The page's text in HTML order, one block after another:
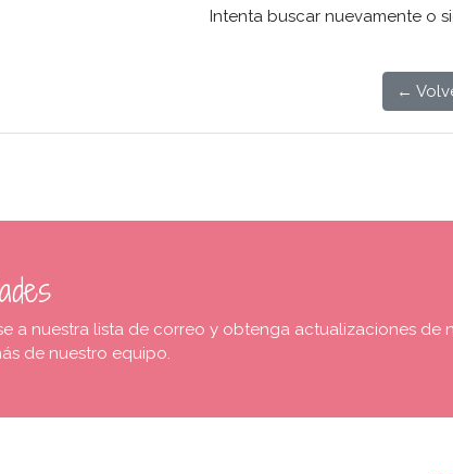
Intenta buscar nuevamente o
←
a nuestra lista de correo y obtenga actualizaciones de
de nuestro equipo.